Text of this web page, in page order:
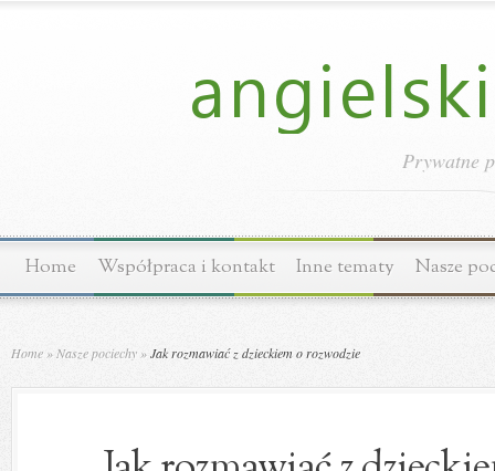
Prywatne
Home Współpraca i kontakt Inne tematy Nasze
Home » Nasze pociechy »Jak rozmawiać z dzieckiem o rozwodzie